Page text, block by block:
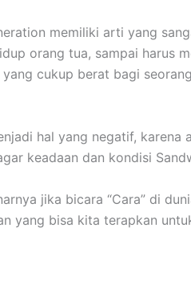
memiliki arti yang
orang tua, sampai harus
cukup berat bagi
hal yang negatif, karena
keadaan dan kondisi
jika bicara “Cara” di
yang bisa kita terapkan